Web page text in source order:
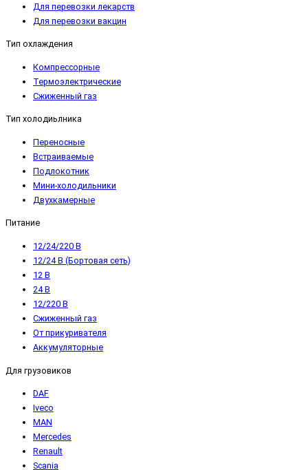
Для перевозки лекарств
Для перевозки вакцин
Тип охлаждения
Компрессорные
Термоэлектрические
Сжиженный газ
Тип холодиьлника
Переносные
Встраиваемые
Подлокотник
Мини-холодильники
Двухкамерные
Питание
12/24/220 В
12/24 В (Бортовая сеть)
12 В
24 В
12/220 В
Сжиженный газ
От прикуривателя
Аккумуляторные
Для грузовиков
DAF
Iveco
MAN
Mercedes
Renault
Scania